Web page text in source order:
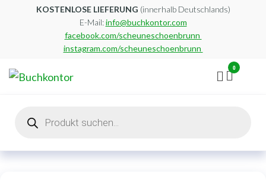
KOSTENLOSE LIEFERUNG (innerhalb Deutschlands)
E-Mail:info@buchkontor.com
facebook.com/scheuneschoenbrunn
instagram.com/scheuneschoenbrunn
0
search